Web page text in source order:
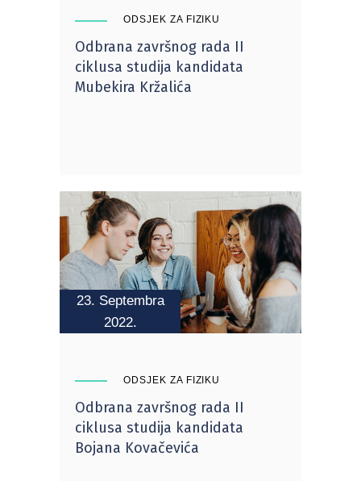
ODSJEK ZA FIZIKU
Odbrana završnog rada II
ciklusa studija kandidata
Mubekira Kržalića
23. Septembra
2022.
ODSJEK ZA FIZIKU
Odbrana završnog rada II
ciklusa studija kandidata
Bojana Kovačevića